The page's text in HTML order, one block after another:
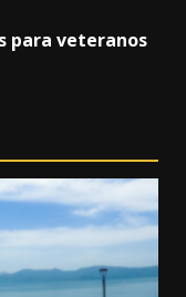
para veteranos